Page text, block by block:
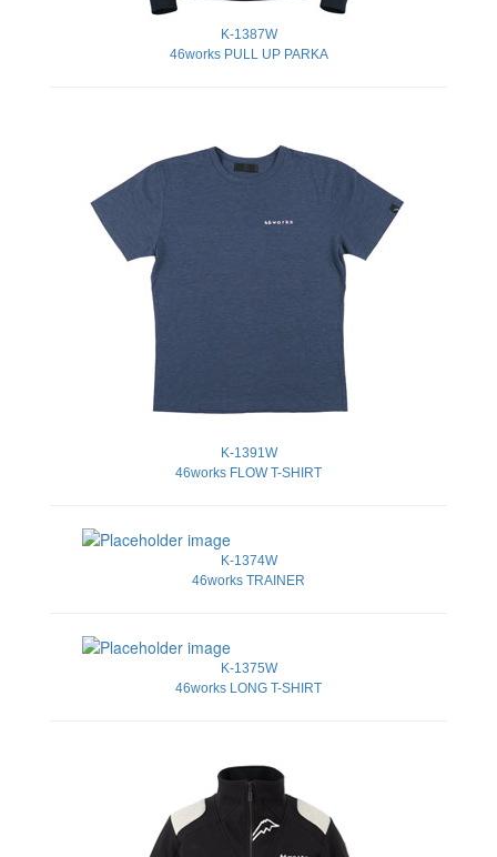
K-1387W
46works PULL UP PARKA
K-1391W
46works FLOW T-SHIRT
K-1374W
46works TRAINER
K-1375W
46works LONG T-SHIRT